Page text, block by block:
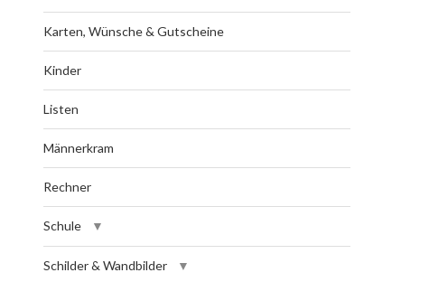
Karten, Wünsche & Gutscheine
Kinder
Listen
Männerkram
Rechner
Schule
Schilder & Wandbilder